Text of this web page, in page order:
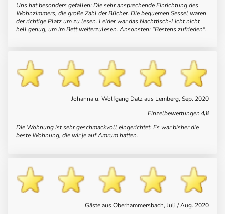
Uns hat besonders gefallen: Die sehr ansprechende Einrichtung des
Wohnzimmers, die große Zahl der Bücher. Die bequemen Sessel waren
der richtige Platz um zu lesen. Leider war das Nachttisch-Licht nicht
hell genug, um im Bett weiterzulesen. Ansonsten: "Bestens zufrieden".
Johanna u. Wolfgang Datz aus Lemberg, Sep. 2020
Einzelbewertungen 4,8
Die Wohnung ist sehr geschmackvoll eingerichtet. Es war bisher die
beste Wohnung, die wir je auf Amrum hatten.
Gäste aus Oberhammersbach, Juli / Aug. 2020